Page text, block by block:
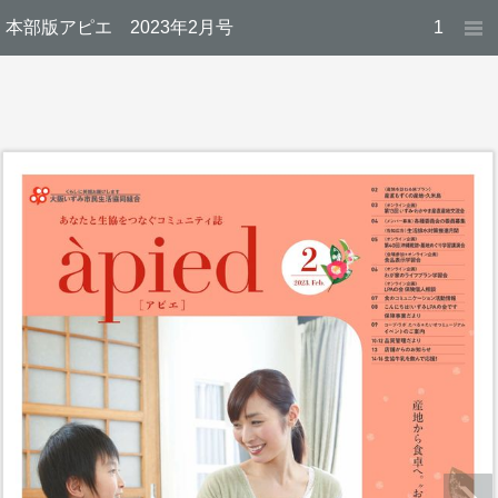
本部版アピエ 2023年2月号 1